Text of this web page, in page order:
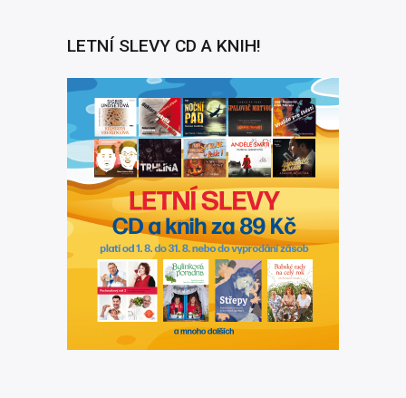
LETNÍ SLEVY CD A KNIH!